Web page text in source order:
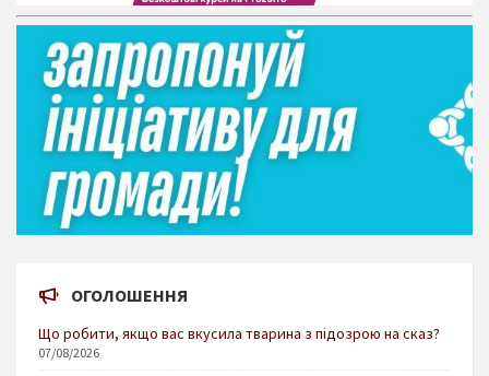
ОГОЛОШЕННЯ
Що робити, якщо вас вкусила тварина з підозрою на сказ?
07/08/2026